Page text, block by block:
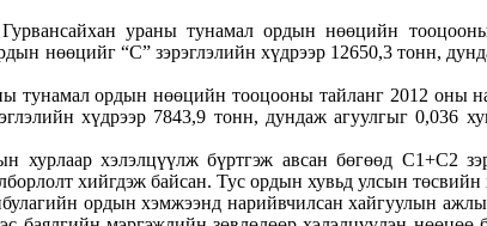
ураны тунамал ордын нөөцийн
нөөцийг “С” зэрэглэлийн хүдрээр 12650,3 тонн,
тунамал ордын нөөцийн тооцооны тайланг 2012 оны
хүдрээр 7843,9 тонн, дундаж агуулгыг
хэлэлцүүлж бүртгэж авсан бөгөөд С1+С2
хийгдэж байсан. Тус ордын хувьд улсын
ордын хэмжээнд нарийвчилсан хайгуулын